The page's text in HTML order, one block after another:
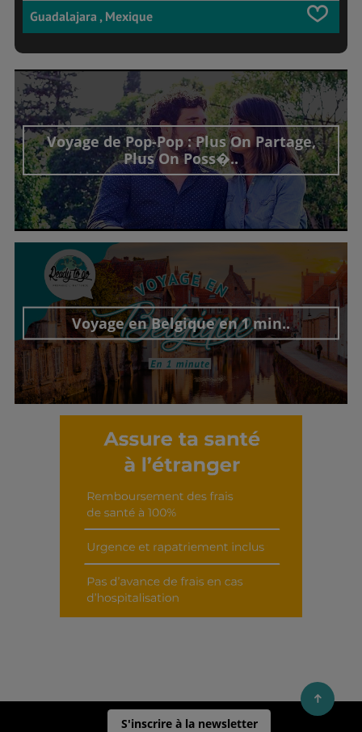
Guadalajara , Mexique
Voyage de Pop-Pop : Plus On Partage,
Plus On Poss�..
Découvrir cet interview
Voyage en Belgique en 1 min..
Découvrir cet interview
S'inscrire à la newsletter